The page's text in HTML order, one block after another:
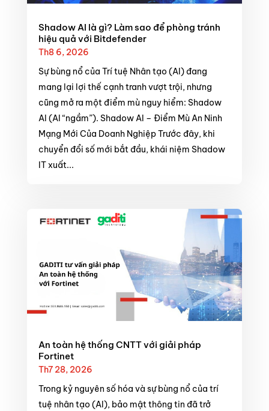
Shadow AI là gì? Làm sao để phòng tránh
hiệu quả với Bitdefender
Th8 6, 2026
Sự bùng nổ của Trí tuệ Nhân tạo (AI) đang
mang lại lợi thế cạnh tranh vượt trội, nhưng
cũng mở ra một điểm mù nguy hiểm: Shadow
AI (AI “ngầm”). Shadow AI – Điểm Mù An Ninh
Mạng Mới Của Doanh Nghiệp Trước đây, khi
chuyển đổi số mới bắt đầu, khái niệm Shadow
IT xuất...
An toàn hệ thống CNTT với giải pháp
Fortinet
Th7 28, 2026
Trong kỷ nguyên số hóa và sự bùng nổ của trí
tuệ nhân tạo (AI), bảo mật thông tin đã trở